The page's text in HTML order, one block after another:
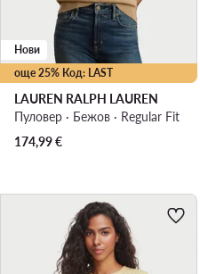
още 25% Код: LAST
Нови
LAUREN RALPH LAUREN
Пуловер · Бежов · Regular Fit
174,99€